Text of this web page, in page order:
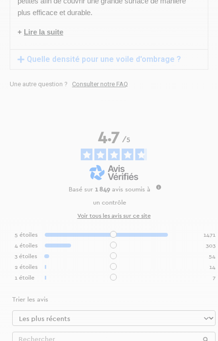
plus efficace et durable.
+ Lire la suite
Quelle densité pour une voile d'ombrage ?
Une autre question ? Consulter notre FAQ
4.7/5
Basé sur 1 849 avis soumis à
un contrôle
Voir tous les avis sur ce site
5 étoiles
1471
4 étoiles
303
3 étoiles
54
2 étoiles
14
1 étoile 7
Trier les avis